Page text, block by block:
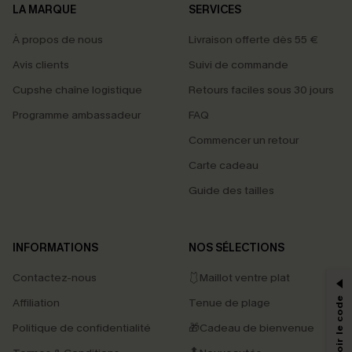
LA MARQUE
À propos de nous
Avis clients
Cupshe chaîne logistique
Programme ambassadeur
SERVICES
Livraison offerte dès 55 €
Suivi de commande
Retours faciles sous 30 jours
FAQ
Commencer un retour
Carte cadeau
Guide des tailles
INFORMATIONS
Contactez-nous
Affiliation
Politique de confidentialité
NOS SÉLECTIONS
🩱Maillot ventre plat
Tenue de plage
🎁Cadeau de bienvenue
PROFITEZ DE -15%
-15% dès 2 Achetés par E-mail